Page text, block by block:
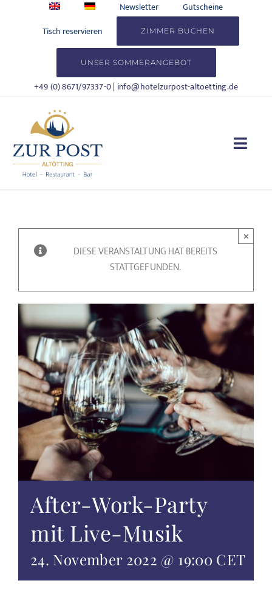
Newsletter
Gutscheine
Tisch reservieren
ZIMMER BUCHEN
UNSER SOMMERANGEBOT
+49 (0) 8671/97337-0| info@hotelzurpost-altoetting.de
WOHNEN
TAGUNGEN & FEIERN
ALTÖTTING & UMGEBUNG
WISSENSWERTES
GUTSCHEINE
ANGEBOTE
DIESE VERANSTALTUNG HAT BEREITS
STATTGEFUNDEN.
×
After-Work-Party
mit Live-Musik
24. November 2022 @ 19:00 CET